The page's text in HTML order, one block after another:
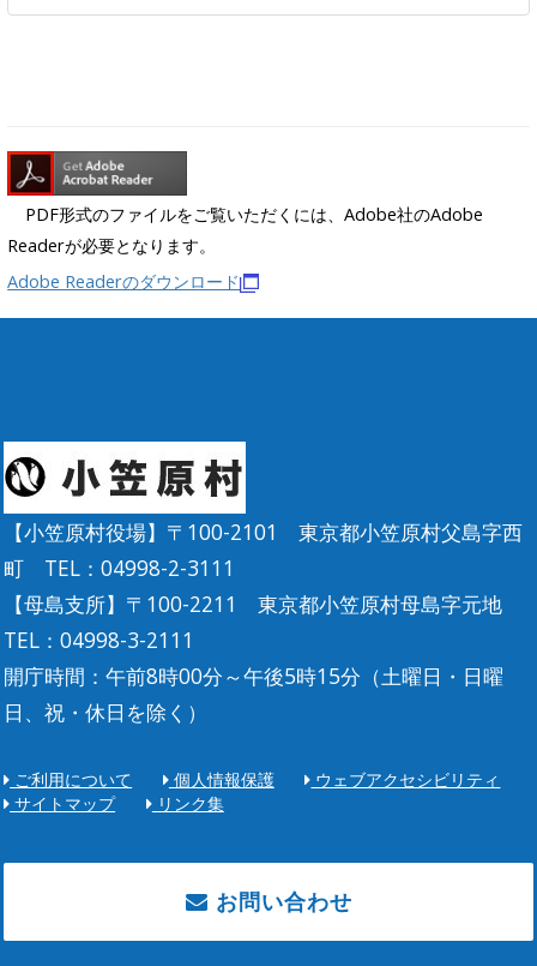
PDF形式のファイルをご覧いただくには、Adobe社のAdobe
Readerが必要となります。
Adobe Readerのダウンロード
【小笠原村役場】〒100-2101 東京都小笠原村父島字西
町 TEL：04998-2-3111
【母島支所】〒100-2211 東京都小笠原村母島字元地
TEL：04998-3-2111
開庁時間：午前8時00分～午後5時15分（土曜日・日曜
日、祝・休日を除く）
ご利用について 個人情報保護
ウェブアクセシビリティ
サイトマップ
リンク集
お問い合わせ